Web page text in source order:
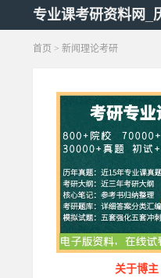
专业课考研资料网_
首页 > 新闻理论考研
关于博主